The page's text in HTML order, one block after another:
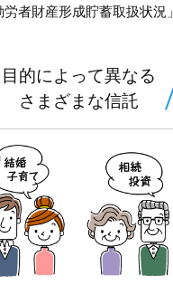
者財産形成貯蓄取扱状況」
目的によって異なる
さまざまな信託